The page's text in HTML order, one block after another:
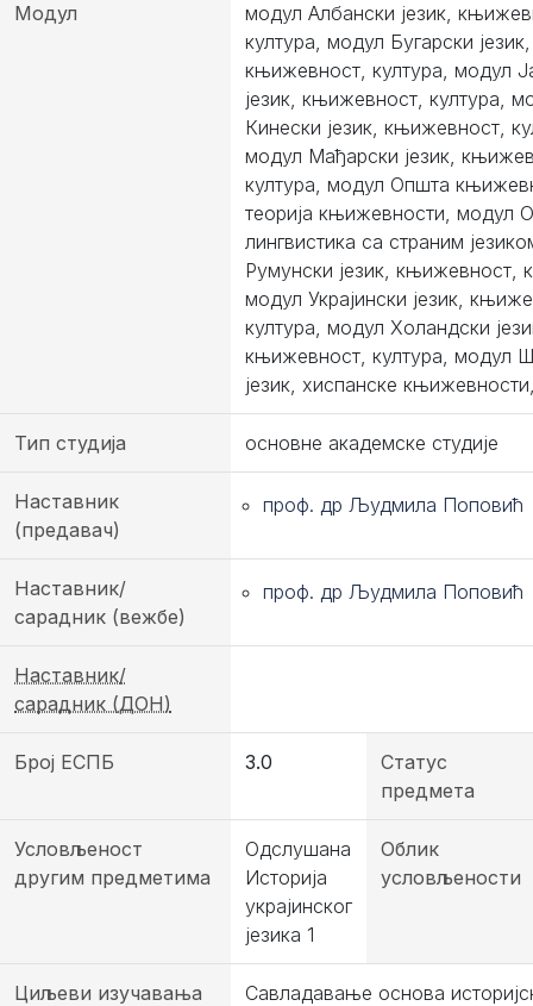
Модул
модул Албански језик,
култура, модул Бугарски језик,
књижевност, култура, модул
језик, књижевност, култура,
Кинески језик, књижевност,
модул Мађарски језик,
култура, модул Општа
теорија књижевности, модул
лингвистика са страним
Румунски језик, књижевност,
модул Украјински језик,
култура, модул Холандски
књижевност, култура, модул
језик, хиспанске
Тип студија основне академске студије
Наставник
(предавач)
проф. др Људмила Поповић
Наставник/
сарадник (вежбе)
проф. др Људмила Поповић
Наставник/
сарадник (ДОН)
Број ЕСПБ 3.0
Статус
предмета
Условљеност
другим предметима
Одслушана
Историја
украјинског
језика 1
Облик
условљености
Циљеви изучавања
Савладавање основа